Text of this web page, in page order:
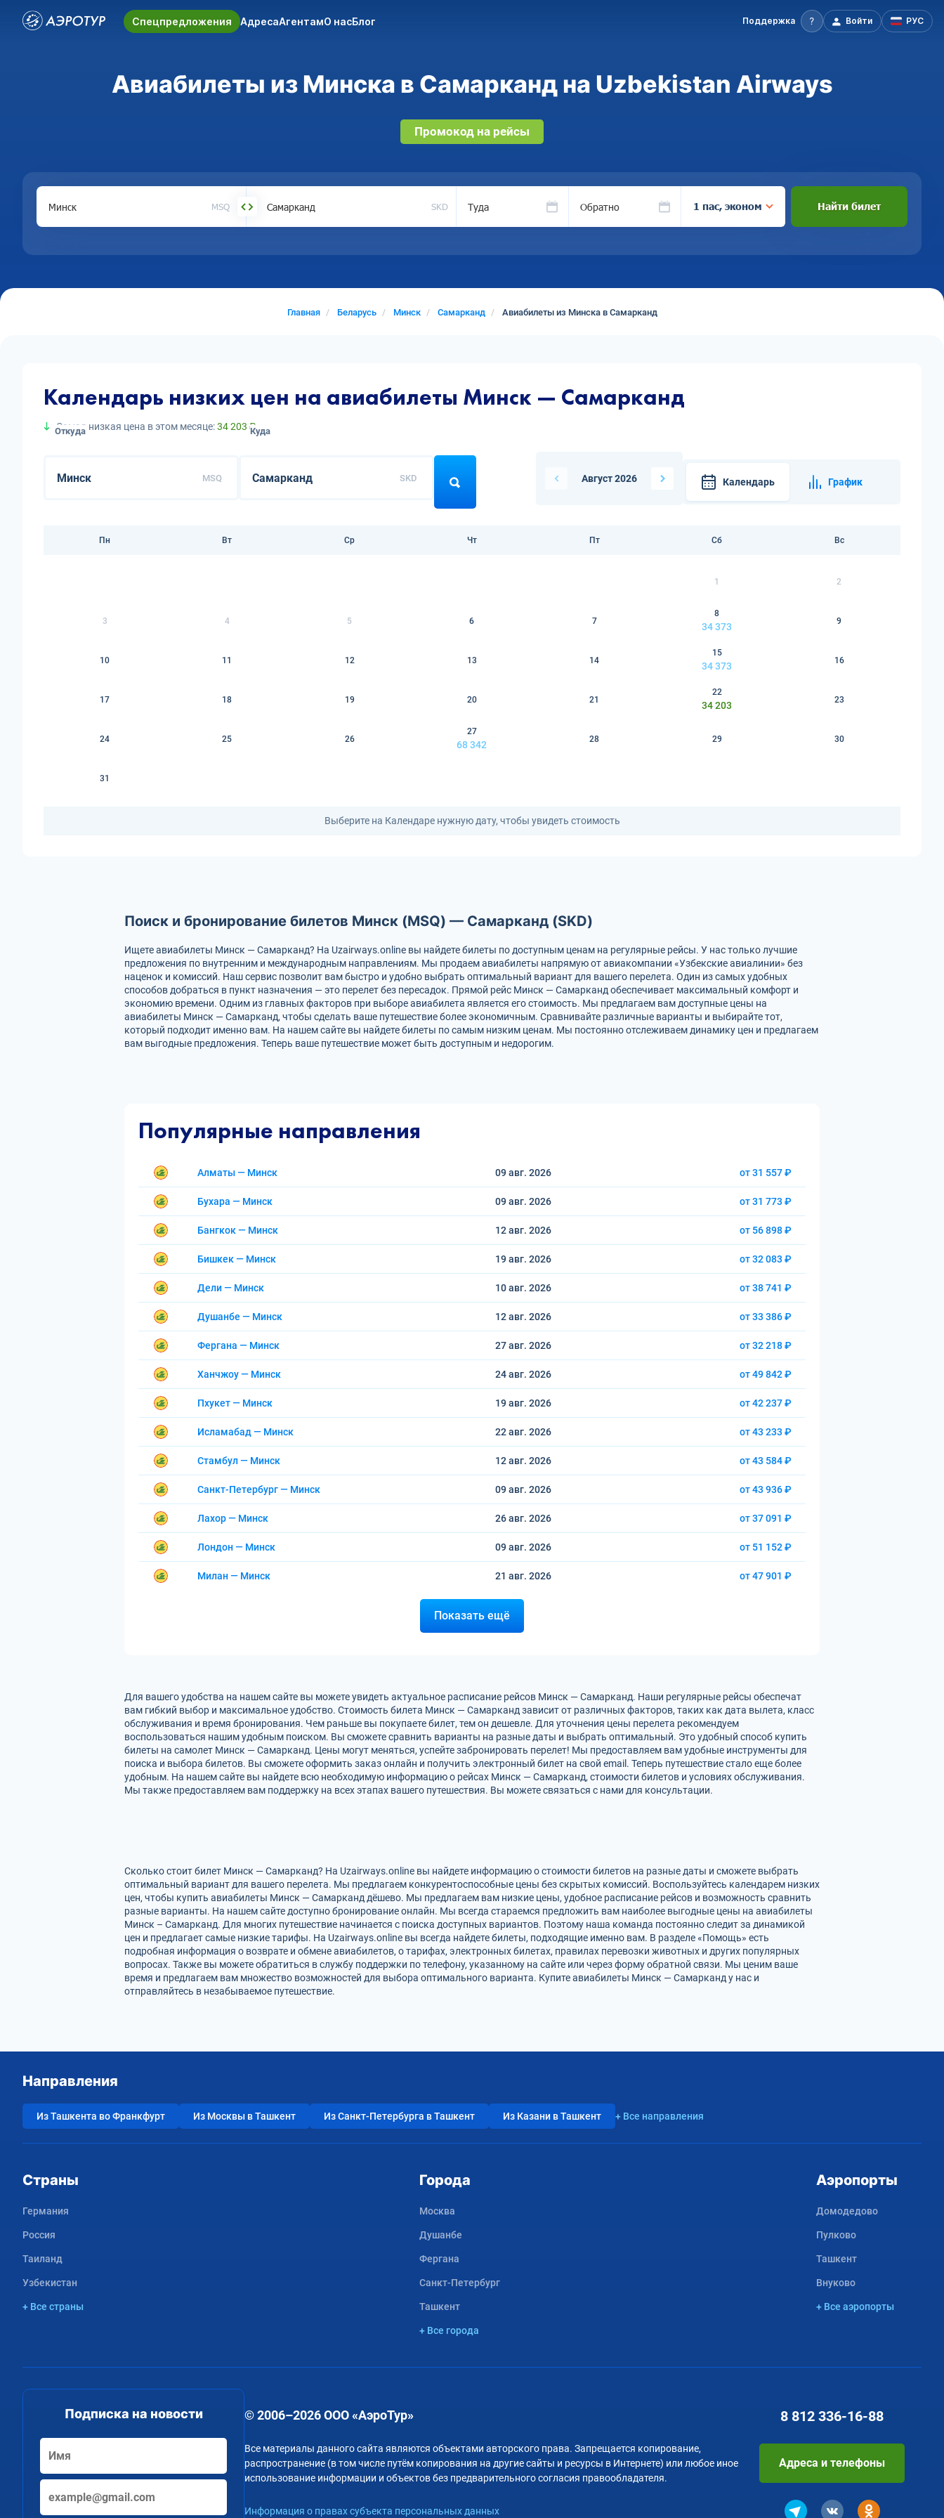
Спецпредложения АдресаАгентамО насБлог Поддержка Войти РУС
Авиабилеты из Минска в Самарканд на Uzbekistan Airways
Промокод на рейсы
MSQ SKD Туда Обратно 1 пас, эконом Найти билет
Главная Беларусь Минск Самарканд Авиабилеты из Минска в Самарканд
Календарь низких цен на авиабилеты Минск — Самарканд
Самая низкая цена в этом месяце:34 203 ₽
Откуда
MSQ
Куда
SKD Август 2026 Календарь График
Пн Вт Ср Чт Пт Сб Вс
1 2
3 4 5 6 7
8
34 373
9
10 11 12 13 14
15
34 373
16
17 18 19 20 21
22
34 203
23
24 25 26
27
68 342
28 29 30
31
Выберите на Календаре нужную дату, чтобы увидеть стоимость
Поиск и бронирование билетов Минск (MSQ) — Самарканд (SKD)
Ищете авиабилеты Минск — Самарканд? На Uzairways.online вы найдете билеты по доступным ценам на регулярные рейсы. У нас только лучшие
предложения по внутренним и международным направлениям. Мы продаем авиабилеты напрямую от авиакомпании «Узбекские авиалинии» без
наценок и комиссий. Наш сервис позволит вам быстро и удобно выбрать оптимальный вариант для вашего перелета. Один из самых удобных
способов добраться в пункт назначения — это перелет без пересадок. Прямой рейс Минск — Самарканд обеспечивает максимальный комфорт и
экономию времени. Одним из главных факторов при выборе авиабилета является его стоимость. Мы предлагаем вам доступные цены на
авиабилеты Минск — Самарканд, чтобы сделать ваше путешествие более экономичным. Сравнивайте различные варианты и выбирайте тот,
который подходит именно вам. На нашем сайте вы найдете билеты по самым низким ценам. Мы постоянно отслеживаем динамику цен и предлагаем
вам выгодные предложения. Теперь ваше путешествие может быть доступным и недорогим.
Популярные направления
Алматы — Минск 09 авг. 2026 от 31 557 ₽
Бухара — Минск 09 авг. 2026 от 31 773 ₽
Бангкок — Минск 12 авг. 2026 от 56 898 ₽
Бишкек — Минск 19 авг. 2026 от 32 083 ₽
Дели — Минск 10 авг. 2026 от 38 741 ₽
Душанбе — Минск 12 авг. 2026 от 33 386 ₽
Фергана — Минск 27 авг. 2026 от 32 218 ₽
Ханчжоу — Минск 24 авг. 2026 от 49 842 ₽
Пхукет — Минск 19 авг. 2026 от 42 237 ₽
Исламабад — Минск 22 авг. 2026 от 43 233 ₽
Стамбул — Минск 12 авг. 2026 от 43 584 ₽
Санкт-Петербург — Минск 09 авг. 2026 от 43 936 ₽
Лахор — Минск 26 авг. 2026 от 37 091 ₽
Лондон — Минск 09 авг. 2026 от 51 152 ₽
Милан — Минск 21 авг. 2026 от 47 901 ₽
Показать ещё
Для вашего удобства на нашем сайте вы можете увидеть актуальное расписание рейсов Минск — Самарканд. Наши регулярные рейсы обеспечат
вам гибкий выбор и максимальное удобство. Стоимость билета Минск — Самарканд зависит от различных факторов, таких как дата вылета, класс
обслуживания и время бронирования. Чем раньше вы покупаете билет, тем он дешевле. Для уточнения цены перелета рекомендуем
воспользоваться нашим удобным поиском. Вы сможете сравнить варианты на разные даты и выбрать оптимальный. Это удобный способ купить
билеты на самолет Минск — Самарканд. Цены могут меняться, успейте забронировать перелет! Мы предоставляем вам удобные инструменты для
поиска и выбора билетов. Вы сможете оформить заказ онлайн и получить электронный билет на свой email. Теперь путешествие стало еще более
удобным. На нашем сайте вы найдете всю необходимую информацию о рейсах Минск — Самарканд, стоимости билетов и условиях обслуживания.
Мы также предоставляем вам поддержку на всех этапах вашего путешествия. Вы можете связаться с нами для консультации.
Сколько стоит билет Минск — Самарканд? На Uzairways.online вы найдете информацию о стоимости билетов на разные даты и сможете выбрать
оптимальный вариант для вашего перелета. Мы предлагаем конкурентоспособные цены без скрытых комиссий. Воспользуйтесь календарем низких
цен, чтобы купить авиабилеты Минск — Самарканд дёшево. Мы предлагаем вам низкие цены, удобное расписание рейсов и возможность сравнить
разные варианты. На нашем сайте доступно бронирование онлайн. Мы всегда стараемся предложить вам наиболее выгодные цены на авиабилеты
Минск – Самарканд. Для многих путешествие начинается с поиска доступных вариантов. Поэтому наша команда постоянно следит за динамикой
цен и предлагает самые низкие тарифы. На Uzairways.online вы всегда найдете билеты, подходящие именно вам. В разделе «Помощь» есть
подробная информация о возврате и обмене авиабилетов, о тарифах, электронных билетах, правилах перевозки животных и других популярных
вопросах. Также вы можете обратиться в службу поддержки по телефону, указанному на сайте или через форму обратной связи. Мы ценим ваше
время и предлагаем вам множество возможностей для выбора оптимального варианта. Купите авиабилеты Минск — Самарканд у нас и
отправляйтесь в незабываемое путешествие.
Направления
Из Ташкента во Франкфурт Из Москвы в Ташкент Из Санкт-Петербурга в Ташкент Из Казани в Ташкент + Все направления
Страны
Германия
Россия
Таиланд
Узбекистан
+ Все страны
Города
Москва
Душанбе
Фергана
Санкт-Петербург
Ташкент
+ Все города
Аэропорты
Домодедово
Пулково
Ташкент
Внуково
+ Все аэропорты
Подписка на новости © 2006–2026 ООО «АэроТур»
Все материалы данного сайта являются объектами авторского права. Запрещается копирование,
распространение (в том числе путём копирования на другие сайты и ресурсы в Интернете) или любое иное
использование информации и объектов без предварительного согласия правообладателя.
Информация о правах субъекта персональных данных
8 812 336-16-88
Адреса и телефоны